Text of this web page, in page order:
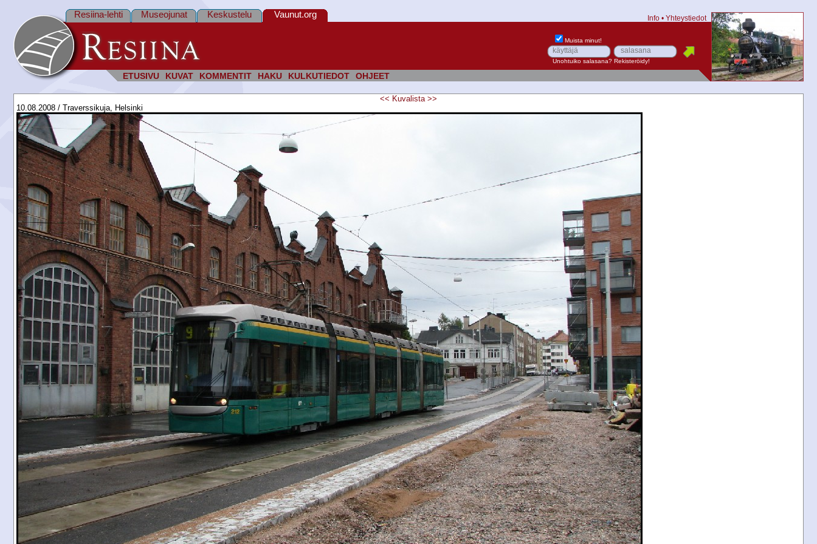
ETUSIVU KUVAT KOMMENTIT HAKU KULKUTIEDOT OHJEET
Resiina-lehti Museojunat Keskustelu Vaunut.org Info • Yhteystiedot
Muista minut!
Unohtuiko salasana? Rekisteröidy!
<< Kuvalista >>
10.08.2008 / Traverssikuja, Helsinki